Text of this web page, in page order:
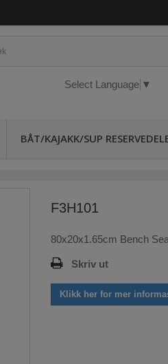
Select Language ▼
BÅT/KAJAKK/SUP
F3H101
80x20x1.65cm Bench
Skriv ut
Klikk her for mer